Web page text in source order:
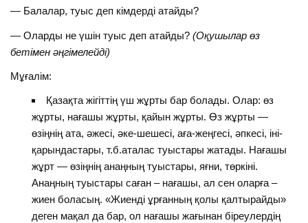
— Балалар, туыс деп кімдерді атайды?
— Оларды не үшін туыс деп атайды?(Оқушылар өз
бетімен әңгімелейді)
Мұғалім:
Қазақта жігіттің үш жұрты бар болады. Олар: өз
жұрты, нағашы жұрты, қайын жұрты. Өз жұрты —
өзіңнің ата, әжесі, әке-шешесі, аға-жеңгесі, әпкесі, іні-
қарындастары, т.б.аталас туыстары жатады. Нағашы
жұрт — өзіңнің анаңның туыстары, яғни, төркіні.
Анаңның туыстары саған – нағашы, ал сен оларға –
жиен боласың. «Жиенді ұрғанның қолы қалтырайды»
деген мақал да бар, ол нағашы жағынан біреулердің